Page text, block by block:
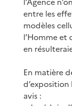
entre les
modèles
l’Homme et
en
En matière
d’exposition
avis :